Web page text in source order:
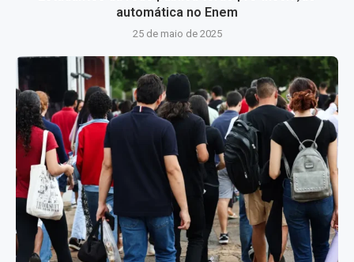
automática no Enem
25 de maio de 2025